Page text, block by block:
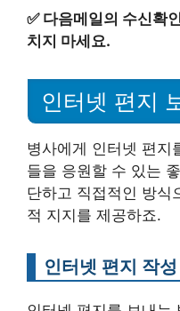
✅ 다음메일의 수신확
치지 마세요.
인터넷 편지
병사에게 인터넷 편지
들을 응원할 수 있는
단하고 직접적인 방식
적 지지를 제공하죠.
인터넷 편지 작